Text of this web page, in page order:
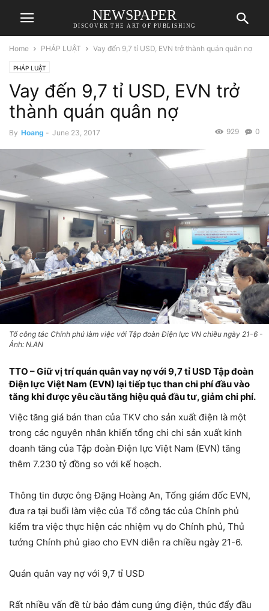
NEWSPAPER
DISCOVER THE ART OF PUBLISHING
Home PHÁP LUẬT Vay đến 9,7 tỉ USD, EVN trở thành quán quân nợ
PHÁP LUẬT
Vay đến 9,7 tỉ USD, EVN trở
thành quán quân nợ
By Hoang - June 23, 2017 0
929
Tổ công tác Chính phủ làm việc với Tập đoàn Điện lực VN chiều ngày 21-6 -
Ảnh: N.AN
TTO – Giữ vị trí quán quân vay nợ với 9,7 tỉ USD Tập đoàn
Điện lực Việt Nam (EVN) lại tiếp tục than chi phí đầu vào
tăng khi được yêu cầu tăng hiệu quả đầu tư, giảm chi phí.
Việc tăng giá bán than của TKV cho sản xuất điện là một
trong các nguyên nhân khiến tổng chi chi sản xuất kinh
doanh tăng của Tập đoàn Điện lực Việt Nam (EVN) tăng
thêm 7.230 tỷ đồng so với kế hoạch.
Thông tin được ông Đặng Hoàng An, Tổng giám đốc EVN,
đưa ra tại buổi làm việc của Tổ công tác của Chính phủ
kiểm tra việc thực hiện các nhiệm vụ do Chính phủ, Thủ
tướng Chính phủ giao cho EVN diễn ra chiều ngày 21-6.
Quán quân vay nợ với 9,7 tỉ USD
Rất nhiều vấn đề từ bảo đảm cung ứng điện, thúc đẩy đầu